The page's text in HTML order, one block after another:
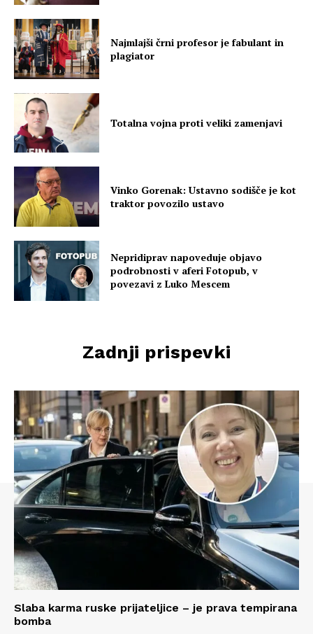
Najmlajši črni profesor je fabulant in
plagiator
Totalna vojna proti veliki zamenjavi
Vinko Gorenak: Ustavno sodišče je kot
traktor povozilo ustavo
Nepridiprav napoveduje objavo
podrobnosti v aferi Fotopub, v
povezavi z Luko Mescem
Zadnji prispevki
Slaba karma ruske prijateljice – je prava tempirana
bomba